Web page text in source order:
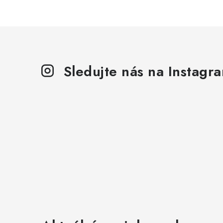
Sledujte nás na